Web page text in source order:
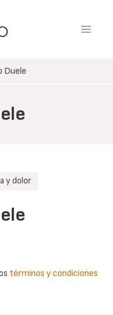
Duele
y dolor
términos y condiciones